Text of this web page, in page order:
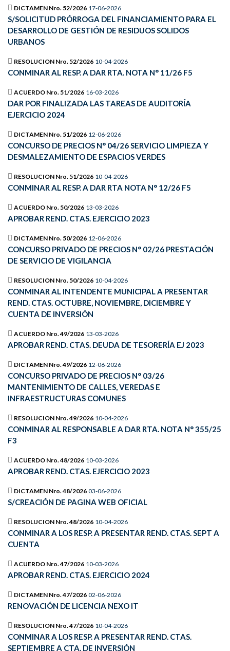
DICTAMEN Nro. 52/2026 17-06-2026
S/SOLICITUD PRÓRROGA DEL FINANCIAMIENTO PARA EL
DESARROLLO DE GESTIÓN DE RESIDUOS SOLIDOS
URBANOS
RESOLUCION Nro. 52/2026 10-04-2026
CONMINAR AL RESP. A DAR RTA. NOTA N° 11/26 F5
ACUERDO Nro. 51/2026 16-03-2026
DAR POR FINALIZADA LAS TAREAS DE AUDITORÍA
EJERCICIO 2024
DICTAMEN Nro. 51/2026 12-06-2026
CONCURSO DE PRECIOS N° 04/26 SERVICIO LIMPIEZA Y
DESMALEZAMIENTO DE ESPACIOS VERDES
RESOLUCION Nro. 51/2026 10-04-2026
CONMINAR AL RESP. A DAR RTA NOTA N° 12/26 F5
ACUERDO Nro. 50/2026 13-03-2026
APROBAR REND. CTAS. EJERCICIO 2023
DICTAMEN Nro. 50/2026 12-06-2026
CONCURSO PRIVADO DE PRECIOS N° 02/26 PRESTACIÓN
DE SERVICIO DE VIGILANCIA
RESOLUCION Nro. 50/2026 10-04-2026
CONMINAR AL INTENDENTE MUNICIPAL A PRESENTAR
REND. CTAS. OCTUBRE, NOVIEMBRE, DICIEMBRE Y
CUENTA DE INVERSIÓN
ACUERDO Nro. 49/2026 13-03-2026
APROBAR REND. CTAS. DEUDA DE TESORERÍA EJ 2023
DICTAMEN Nro. 49/2026 12-06-2026
CONCURSO PRIVADO DE PRECIOS N° 03/26
MANTENIMIENTO DE CALLES, VEREDAS E
INFRAESTRUCTURAS COMUNES
RESOLUCION Nro. 49/2026 10-04-2026
CONMINAR AL RESPONSABLE A DAR RTA. NOTA N° 355/25
F3
ACUERDO Nro. 48/2026 10-03-2026
APROBAR REND. CTAS. EJERCICIO 2023
DICTAMEN Nro. 48/2026 03-06-2026
S/CREACIÓN DE PAGINA WEB OFICIAL
RESOLUCION Nro. 48/2026 10-04-2026
CONMINAR A LOS RESP. A PRESENTAR REND. CTAS. SEPT A
CUENTA
ACUERDO Nro. 47/2026 10-03-2026
APROBAR REND. CTAS. EJERCICIO 2024
DICTAMEN Nro. 47/2026 02-06-2026
RENOVACIÓN DE LICENCIA NEXO IT
RESOLUCION Nro. 47/2026 10-04-2026
CONMINAR A LOS RESP. A PRESENTAR REND. CTAS.
SEPTIEMBRE A CTA. DE INVERSIÓN